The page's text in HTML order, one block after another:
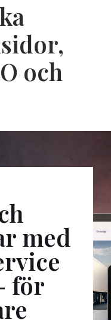
och
med
för